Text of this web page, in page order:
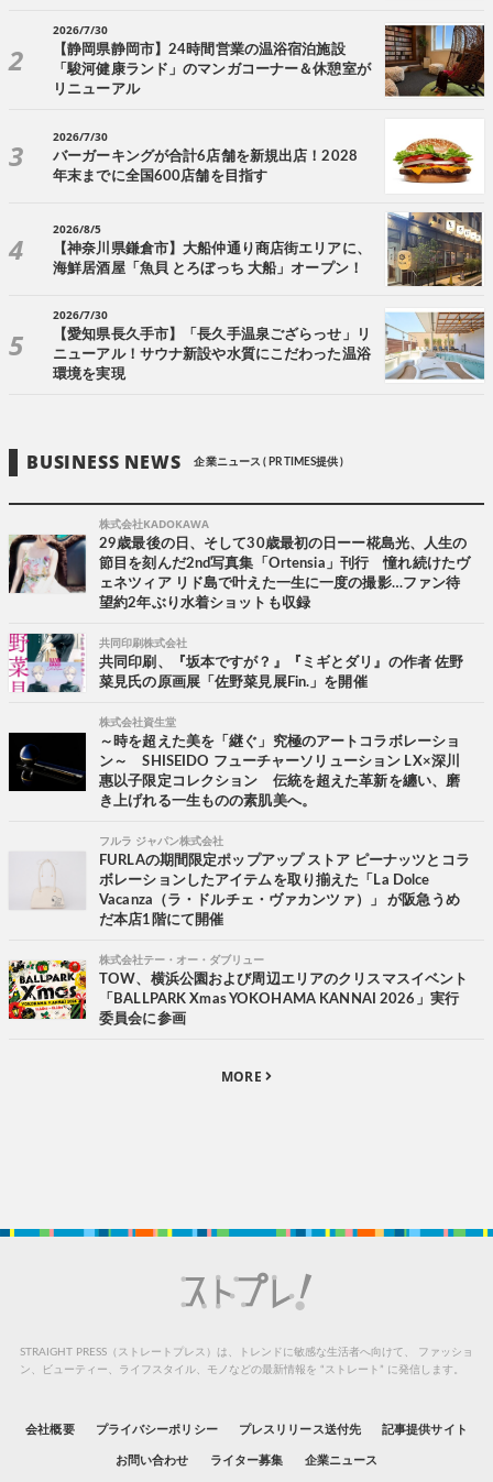
2026/7/30
【静岡県静岡市】24時間営業の温浴宿泊施設
「駿河健康ランド」のマンガコーナー＆休憩室が
リニューアル
2026/7/30
バーガーキングが合計6店舗を新規出店！2028
年末までに全国600店舗を目指す
2026/8/5
【神奈川県鎌倉市】大船仲通り商店街エリアに、
海鮮居酒屋「魚貝 とろぼっち 大船」オープン！
2026/7/30
【愛知県長久手市】「長久手温泉ござらっせ」リ
ニューアル！サウナ新設や水質にこだわった温浴
環境を実現
BUSINESS NEWS 企業ニュース ( PR TIMES提供 )
株式会社KADOKAWA
29歳最後の日、そして30歳最初の日ーー椛島光、人生の
節目を刻んだ2nd写真集「Ortensia」刊行 憧れ続けたヴ
ェネツィア リド島で叶えた一生に一度の撮影…ファン待
望約2年ぶり水着ショットも収録
共同印刷株式会社
共同印刷、『坂本ですが？』『ミギとダリ』の作者 佐野
菜見氏の原画展「佐野菜見展Fin.」を開催
株式会社資生堂
～時を超えた美を「継ぐ」究極のアートコラボレーショ
ン～ SHISEIDO フューチャーソリューション LX×深川
惠以子限定コレクション 伝統を超えた革新を纏い、磨
き上げれる一生ものの素肌美へ。
フルラ ジャパン株式会社
FURLAの期間限定ポップアップ ストア ピーナッツとコラ
ボレーションしたアイテムを取り揃えた「La Dolce
Vacanza（ラ・ドルチェ・ヴァカンツァ）」 が阪急うめ
だ本店1階にて開催
株式会社テー・オー・ダブリュー
TOW、横浜公園および周辺エリアのクリスマスイベント
「BALLPARK Xmas YOKOHAMA KANNAI 2026」実行
委員会に参画
MORE
STRAIGHT PRESS（ストレートプレス）は、トレンドに敏感な生活者へ向けて、
ファッショ
ン、ビューティー、ライフスタイル、モノなどの最新情報を “ストレート” に発信します。
会社概要 プライバシーポリシー プレスリリース送付先 記事提供サイト
お問い合わせ ライター募集 企業ニュース